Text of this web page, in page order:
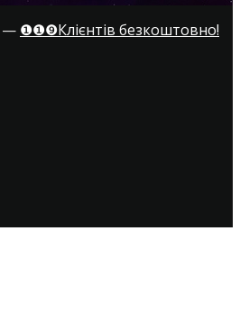
— ❶❶❾Клієнтів безкоштовно!